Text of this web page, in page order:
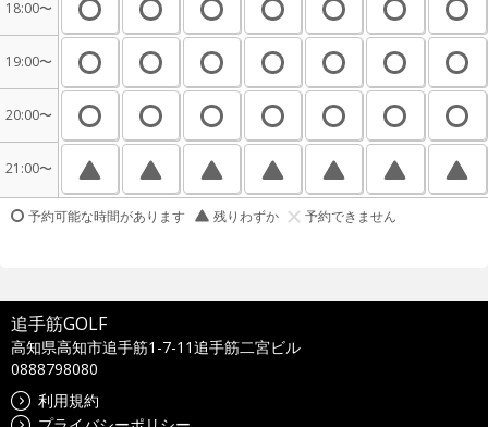
18:00〜
19:00〜
20:00〜
21:00〜
予約可能な時間があります 残りわずか 予約できません
追手筋GOLF
高知県高知市追手筋1-7-11追手筋二宮ビル
0888798080
利用規約